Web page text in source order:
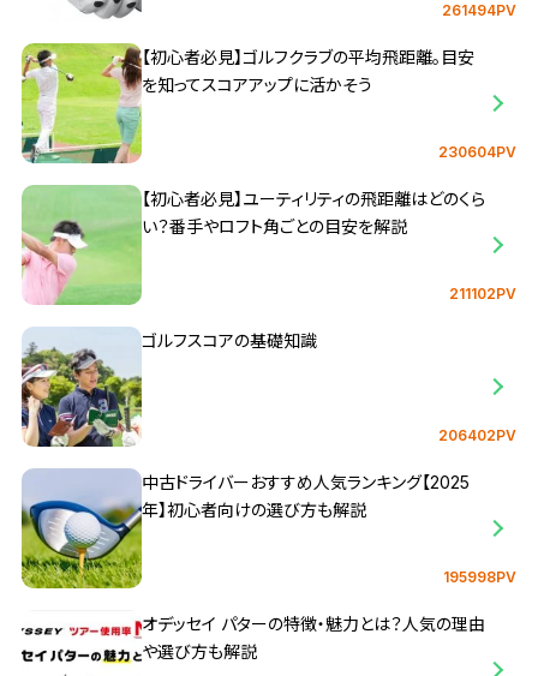
261494PV
【初心者必見】ゴルフクラブの平均飛距離。目安
を知ってスコアアップに活かそう
230604PV
【初心者必見】ユーティリティの飛距離はどのくら
い？番手やロフト角ごとの目安を解説
211102PV
ゴルフスコアの基礎知識
206402PV
中古ドライバーおすすめ人気ランキング【2025
年】初心者向けの選び方も解説
195998PV
オデッセイ パターの特徴・魅力とは？人気の理由
や選び方も解説